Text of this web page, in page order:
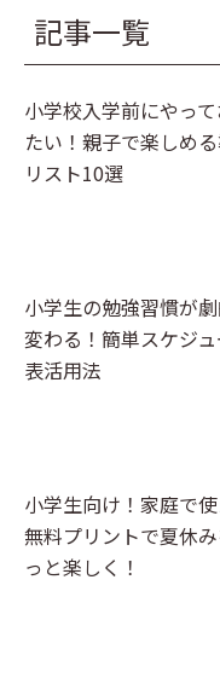
習慣
計画表
イベント
クリスマ
その他
算数
社会
キーワードから
記事一覧
小学校入学前にやっ
たい！親子で楽しめ
リスト10選
小学生の勉強習慣が
変わる！簡単スケジ
表活用法
小学生向け！家庭で
無料プリントで夏休
っと楽しく！